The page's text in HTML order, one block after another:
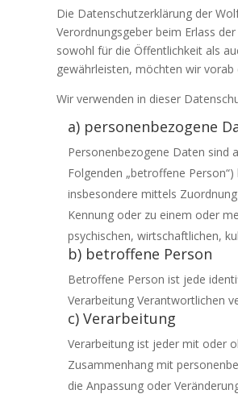
Die Datenschutzerklärung der
Verordnungsgeber beim Erlass
sowohl für die Öffentlichkeit als
gewährleisten, möchten wir
Wir verwenden in dieser
a) personenbezogene
Personenbezogene Daten sind
Folgenden „betroffene
insbesondere mittels
Kennung oder zu einem oder
psychischen, wirtschaftlichen,
b) betroffene Person
Betroffene Person ist jede
Verarbeitung Verantwortlichen
c) Verarbeitung
Verarbeitung ist jeder mit oder
Zusammenhang mit
die Anpassung oder